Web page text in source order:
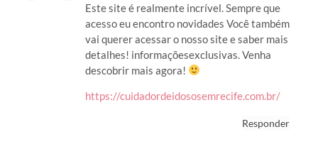
Este site é realmente incrível. Sempre que
acesso eu encontro novidades Você também
vai querer acessar o nosso site e saber mais
detalhes! informaçõesexclusivas. Venha
descobrir mais agora!
https://cuidadordeidososemrecife.com.br/
Responder